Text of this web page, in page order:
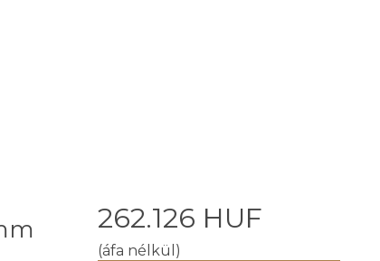
262.126 HUF
(áfa nélkül)